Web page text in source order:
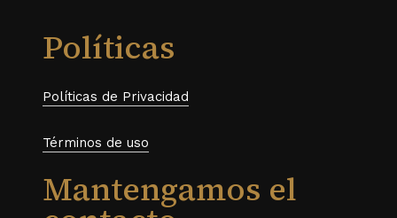
Políticas
Políticas de Privacidad
Términos de uso
Mantengamos el